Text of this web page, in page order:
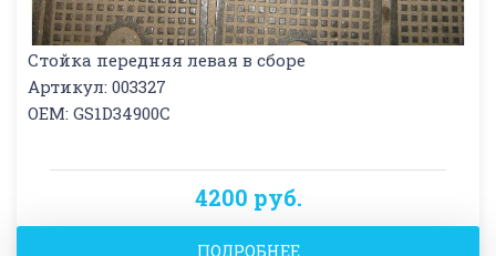
Стойка передняя левая в сборе
Артикул: 003327
OEM: GS1D34900C
4200 руб.
ПОДРОБНЕЕ